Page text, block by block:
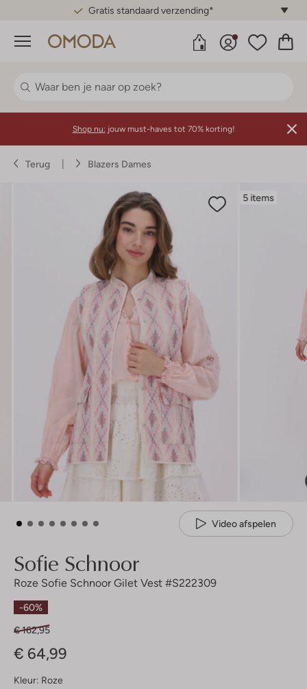
Gratis standaard verzending*
Menu
Shop nu: jouw must-haves tot 70% korting!
Terug Blazers Dames
5 items
Video afspelen
Sofie Schnoor
Roze Sofie Schnoor Gilet Vest #s222309
-60%
€ 162,95
€ 64,99
Kleur: Roze